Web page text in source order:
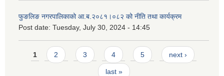
फुङलिङ नगरपालिकाको आ.ब.२०८१।०८२ को नीति तथा कार्यक्रम
Post date: Tuesday, July 30, 2024 - 14:45
Pages
1 2 3 4 5 next ›
last »